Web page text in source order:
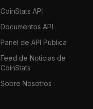
CoinStats API
Documentos API
Panel de API Pública
Feed de Noticias de
CoinStats
Sobre Nosotros